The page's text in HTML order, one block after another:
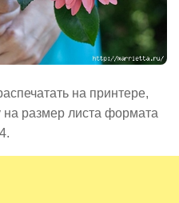
на принтере,
на размер листа формата